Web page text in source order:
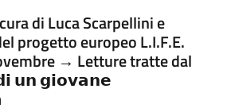
di Luca Scarpellini e
progetto europeo L.I.F.E.
→ Letture tratte dal
𝘂𝗻 𝗴𝗶𝗼𝘃𝗮𝗻𝗲